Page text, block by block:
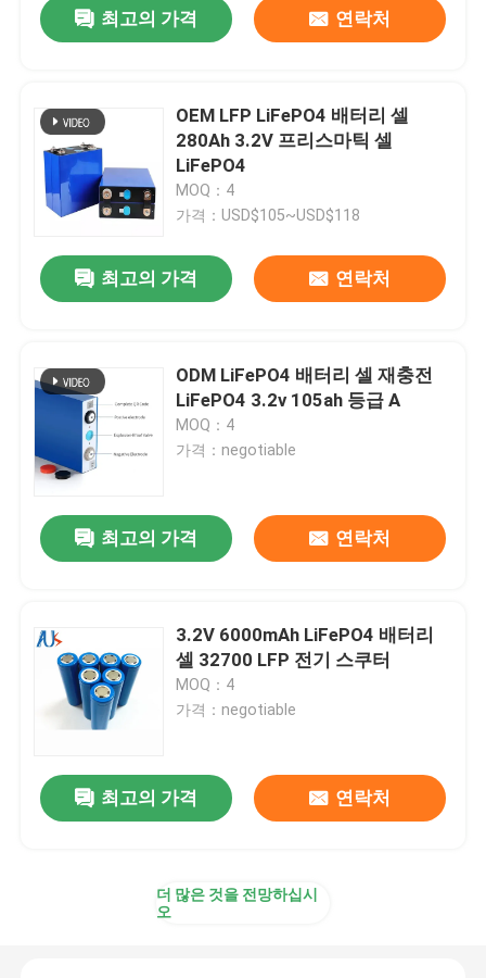
최고의 가격 연락처
OEM LFP LiFePO4 배터리 셀
280Ah 3.2V 프리스마틱 셀
LiFePO4
MOQ：4
가격：USD$105~USD$118
최고의 가격 연락처
ODM LiFePO4 배터리 셀 재충전
LiFePO4 3.2v 105ah 등급 A
MOQ：4
가격：negotiable
최고의 가격 연락처
3.2V 6000mAh LiFePO4 배터리
셀 32700 LFP 전기 스쿠터
MOQ：4
가격：negotiable
최고의 가격 연락처
더 많은 것을 전망하십시
오